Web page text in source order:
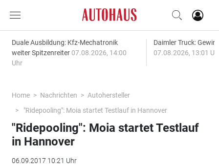
Duale Ausbildung: Kfz-Mechatronik
weiter Spitzenreiter 07.08.2026, 14:00
Uhr
Daimler Truck:
07.08.2026, 13:01
Home Nachrichten
Autohersteller
"Ridepooling": Moia startet Testlauf in Hannover
"Ridepooling": Moia startet Testlauf
in Hannover
06.09.2017 10:21 Uhr